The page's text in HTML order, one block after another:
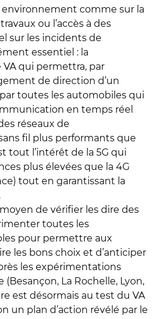
comme sur la
ou l’accès à des
sur les incidents de
essentiel : la
qui permettra, par
de direction d’un
toutes les automobiles qui
en temps réel
réseaux de
fil plus performants que
tout l’intérêt de la 5G qui
plus élevées que la 4G
tout en garantissant la
de vérifier les dire des
toutes les
pour permettre aux
les bons choix et d’anticiper
les expérimentations
La Rochelle, Lyon,
est désormais au test du VA
un plan d’action révélé par le